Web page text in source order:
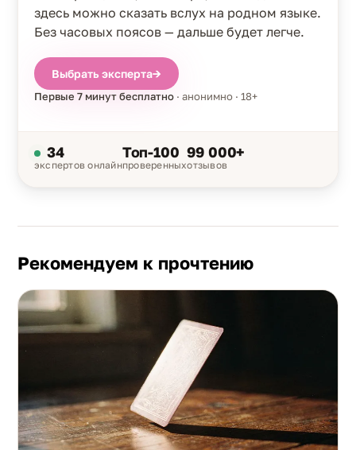
здесь можно сказать вслух на родном языке.
Без часовых поясов — дальше будет легче.
Выбрать эксперта→
Первые 7 минут бесплатно · анонимно · 18+
34
экспертов онлайн
Топ-100
проверенных
99 000+
отзывов
Рекомендуем к прочтению